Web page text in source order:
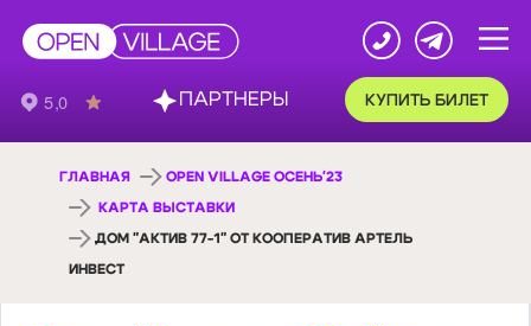
КУПИТЬ БИЛЕТ
ГЛАВНАЯ OPEN VILLAGE ОСЕНЬ'23
КАРТА ВЫСТАВКИ
ДОМ "АКТИВ 77-1" ОТ КООПЕРАТИВ АРТЕЛЬ
ИНВЕСТ